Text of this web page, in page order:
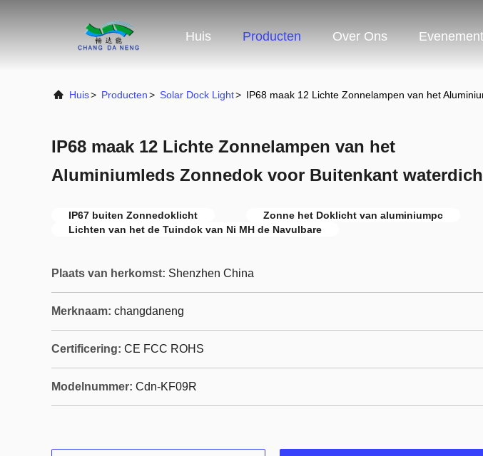
Huis Producten Over Ons
Huis> Producten> Solar Dock Light> IP68 maak 12 Lichte Zonnelampen van het
IP68 maak 12 Lichte Zonnelampen van het
Aluminiumleds Zonnedok voor Buitenkant
IP67 buiten Zonnedoklicht
Zonne het Doklicht van aluminiumpc
Lichten van het de Tuindok van Ni MH de Navulbare
Plaats van herkomst: Shenzhen China
Merknaam: changdaneng
Certificering: CE FCC ROHS
Modelnummer: Cdn-KF09R